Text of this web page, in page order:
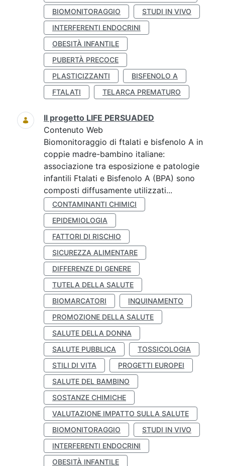
BIOMONITORAGGIO
STUDI IN VIVO
INTERFERENTI ENDOCRINI
OBESITÀ INFANTILE
PUBERTÀ PRECOCE
PLASTICIZZANTI
BISFENOLO A
FTALATI
TELARCA PREMATURO
Il progetto LIFE PERSUADED
Contenuto Web
Biomonitoraggio di ftalati e bisfenolo A in
coppie madre-bambino italiane:
associazione tra esposizione e patologie
infantili Ftalati e Bisfenolo A (BPA) sono
composti diffusamente utilizzati...
CONTAMINANTI CHIMICI
EPIDEMIOLOGIA
FATTORI DI RISCHIO
SICUREZZA ALIMENTARE
DIFFERENZE DI GENERE
TUTELA DELLA SALUTE
BIOMARCATORI
INQUINAMENTO
PROMOZIONE DELLA SALUTE
SALUTE DELLA DONNA
SALUTE PUBBLICA
TOSSICOLOGIA
STILI DI VITA
PROGETTI EUROPEI
SALUTE DEL BAMBINO
SOSTANZE CHIMICHE
VALUTAZIONE IMPATTO SULLA SALUTE
BIOMONITORAGGIO
STUDI IN VIVO
INTERFERENTI ENDOCRINI
OBESITÀ INFANTILE